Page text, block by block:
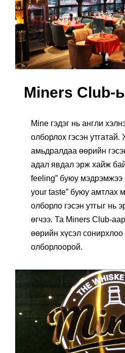
Miners Club-
Mine гэдэг нь англи
олборлох гэсэн утгатай.
амьдралдаа өөрийн
адал явдал эрж хайж
feeling” буюу мэдрэмжээ
your taste” буюу амтлах
олборло гэсэн утгыг нь
өгчээ. Та Miners Club-
өөрийн хүсэл
олборлоорой.